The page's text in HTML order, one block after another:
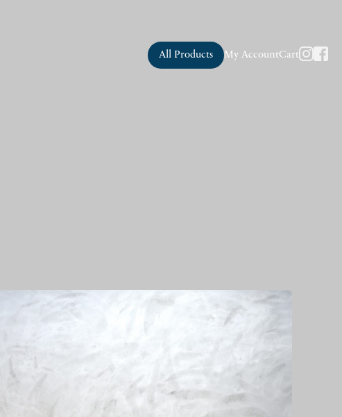
All Products My AccountCart